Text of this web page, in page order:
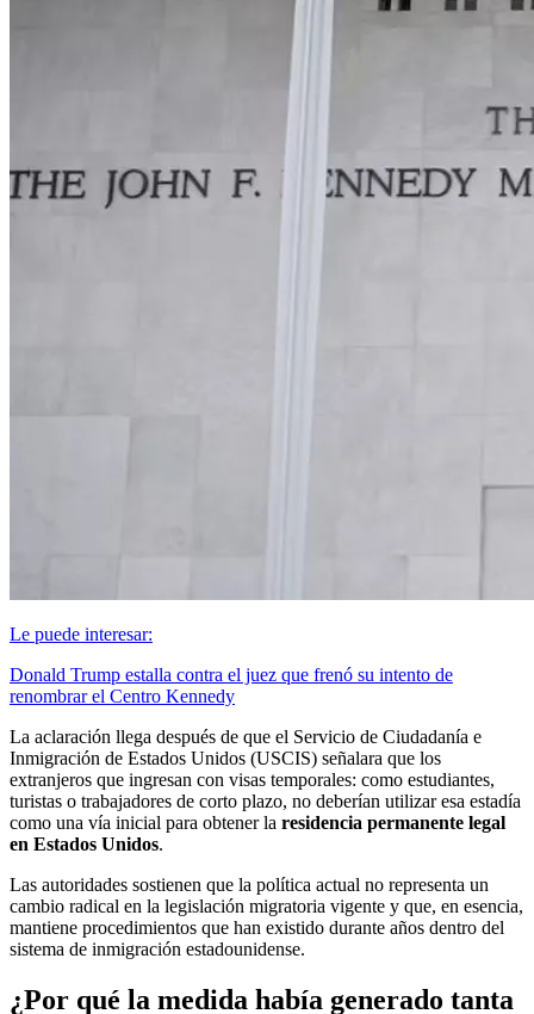
Le puede interesar:
Donald Trump estalla contra el juez que frenó su intento de
renombrar el Centro Kennedy
La aclaración llega después de que el Servicio de Ciudadanía e
Inmigración de Estados Unidos (USCIS) señalara que los
extranjeros que ingresan con visas temporales: como estudiantes,
turistas o trabajadores de corto plazo, no deberían utilizar esa estadía
como una vía inicial para obtener la residencia permanente legal
en Estados Unidos.
Las autoridades sostienen que la política actual no representa un
cambio radical en la legislación migratoria vigente y que, en esencia,
mantiene procedimientos que han existido durante años dentro del
sistema de inmigración estadounidense.
¿Por qué la medida había generado tanta